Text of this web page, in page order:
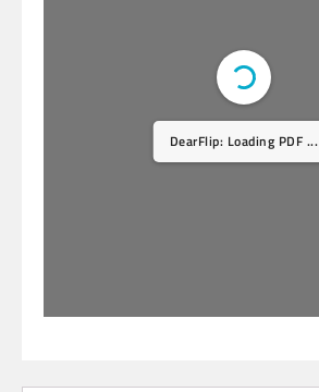
DearFlip: Loading PDF ...